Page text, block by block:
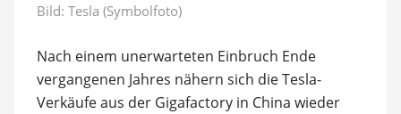
Bild: Tesla (Symbolfoto)
Nach einem unerwarteten Einbruch Ende
vergangenen Jahres nähern sich die Tesla-
Verkäufe aus der Gigafactory in China wieder